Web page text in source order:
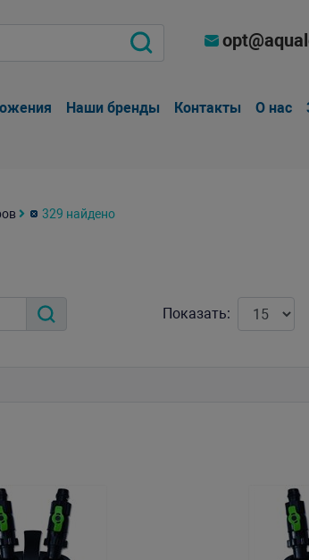
Наши бренды Контакты О нас
329 найдено
Показать: